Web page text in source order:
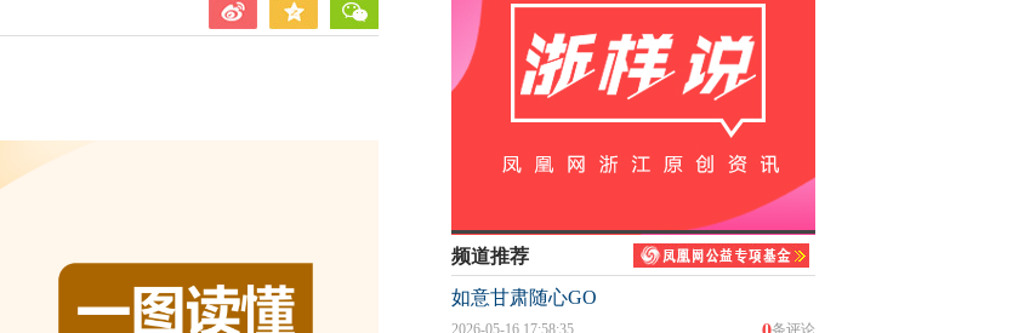
频道推荐
如意甘肃随心GO
条评论
2026-05-16 17:58:35